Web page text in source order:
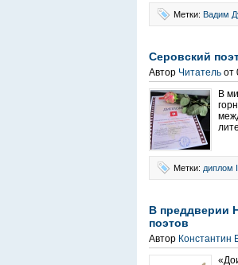
Метки: Вадим
Серовский
Автор Читатель от
В
Метки: диплом
В преддверии
поэтов
Автор Константин